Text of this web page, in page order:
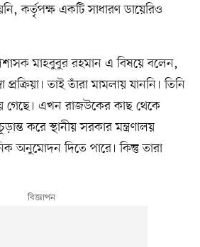
কর্তৃপক্ষ একটি সাধারণ ডায়েরিও
মাহবুবুর রহমান এ বিষয়ে বলেন,
তাই তাঁরা মামলায় যাননি। তিনি
গেছে। এখন রাজউকের কাছ থেকে
করে স্থানীয় সরকার মন্ত্রণালয়
অনুমোদন দিতে পারে। কিন্তু তারা